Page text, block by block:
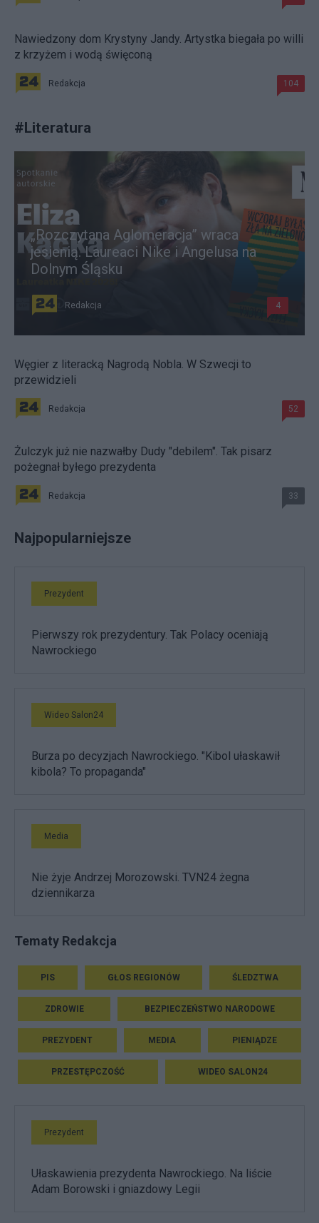
Nawiedzony dom Krystyny Jandy. Artystka biegała po willi
z krzyżem i wodą święconą
Redakcja 104
#Literatura
„Rozczytana Aglomeracja” wraca
jesienią. Laureaci Nike i Angelusa na
Dolnym Śląsku
Redakcja 4
Węgier z literacką Nagrodą Nobla. W Szwecji to
przewidzieli
Redakcja 52
Żulczyk już nie nazwałby Dudy "debilem". Tak pisarz
pożegnał byłego prezydenta
Redakcja 33
Najpopularniejsze
Prezydent
Pierwszy rok prezydentury. Tak Polacy oceniają
Nawrockiego
Wideo Salon24
Burza po decyzjach Nawrockiego. "Kibol ułaskawił
kibola? To propaganda"
Media
Nie żyje Andrzej Morozowski. TVN24 żegna
dziennikarza
Tematy Redakcja
PIS GŁOS REGIONÓW ŚLEDZTWA
ZDROWIE BEZPIECZEŃSTWO NARODOWE
PREZYDENT MEDIA PIENIĄDZE
PRZESTĘPCZOŚĆ WIDEO SALON24
Prezydent
Ułaskawienia prezydenta Nawrockiego. Na liście
Adam Borowski i gniazdowy Legii